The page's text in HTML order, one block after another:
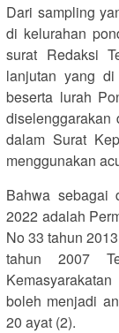
Dari sampling
di kelurahan
surat Redaksi
lanjutan yang
beserta lurah
diselenggarakan
dalam Surat
menggunakan
Bahwa sebagai
2022 adalah
No 33 tahun
tahun 2007
boleh menjadi
20 ayat (2).